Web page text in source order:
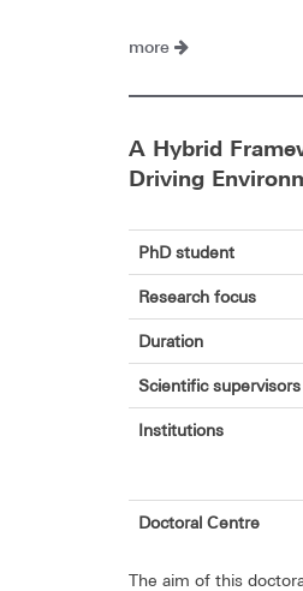
more
A Hybrid
Driving
PhD student
Research focus
Duration
Scientific
Institutions
Doctoral Centre
The aim of this